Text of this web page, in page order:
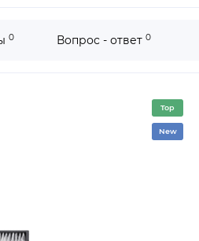
0 Вопрос - ответ 0
Top
New